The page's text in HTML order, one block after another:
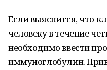
Если выяснится, что
человеку в течение
необходимо ввести
иммуноглобулин.